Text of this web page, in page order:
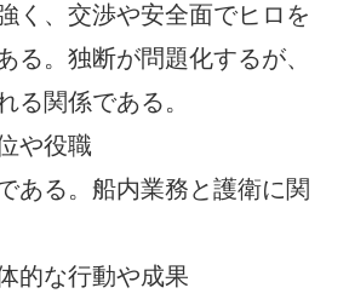
く、交渉や安全面でヒロを
る。独断が問題化するが、
る関係である。
や役職
ある。船内業務と護衛に関
的な行動や成果